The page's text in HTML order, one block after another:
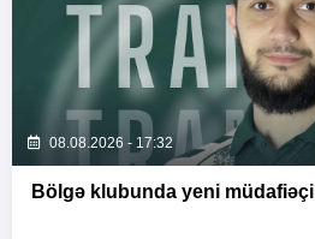
08.08.2026 - 17:32
Bölgə klubunda yeni müdafiəçi